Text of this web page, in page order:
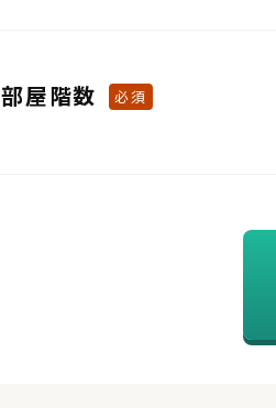
部屋階数 必須